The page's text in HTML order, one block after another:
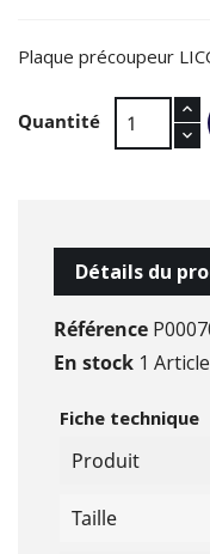
Plaque précoupeur
Quantité
Détails du
Référence
En stock 1 Article
Fiche technique
Produit
Taille